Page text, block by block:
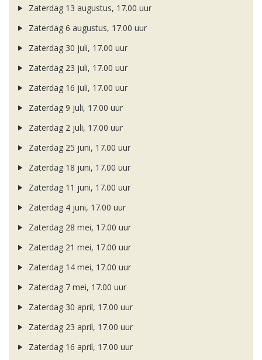
Zaterdag 13 augustus, 17.00 uur
Zaterdag 6 augustus, 17.00 uur
Zaterdag 30 juli, 17.00 uur
Zaterdag 23 juli, 17.00 uur
Zaterdag 16 juli, 17.00 uur
Zaterdag 9 juli, 17.00 uur
Zaterdag 2 juli, 17.00 uur
Zaterdag 25 juni, 17.00 uur
Zaterdag 18 juni, 17.00 uur
Zaterdag 11 juni, 17.00 uur
Zaterdag 4 juni, 17.00 uur
Zaterdag 28 mei, 17.00 uur
Zaterdag 21 mei, 17.00 uur
Zaterdag 14 mei, 17.00 uur
Zaterdag 7 mei, 17.00 uur
Zaterdag 30 april, 17.00 uur
Zaterdag 23 april, 17.00 uur
Zaterdag 16 april, 17.00 uur